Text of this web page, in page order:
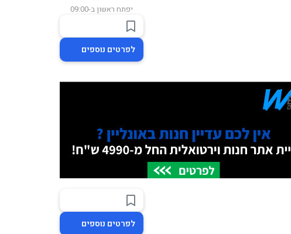
יפתח ראשון ב-09:00
לפרטים נוספים
לפרטים נוספים